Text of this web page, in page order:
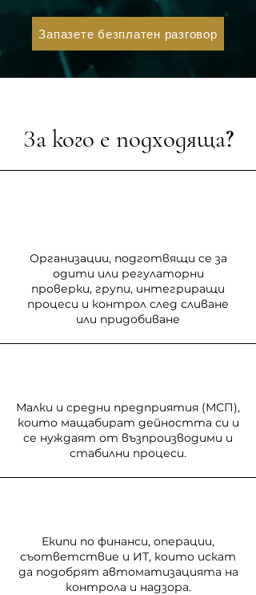
Запазете безплатен разговор
За кого е подходяща?
Организации, подготвящи се за
одити или регулаторни
проверки, групи, интегриращи
процеси и контрол след сливане
или придобиване
Малки и средни предприятия (МСП),
които мащабират дейността си и
се нуждаят от възпроизводими и
стабилни процеси.
Екипи по финанси, операции,
съответствие и ИТ, които искат
да подобрят автоматизацията на
контрола и надзора.